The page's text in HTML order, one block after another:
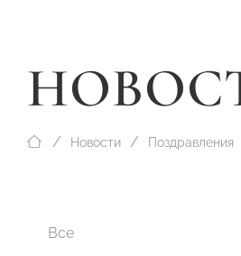
Новости Поздравления
Все